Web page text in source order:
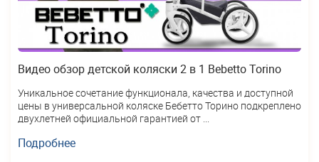
Видео обзор детской коляски 2 в 1 Bebetto Torino
Уникальное сочетание функционала, качества и доступной
цены в универсальной коляске Бебетто Торино подкреплено
двухлетней официальной гарантией от ...
Подробнее